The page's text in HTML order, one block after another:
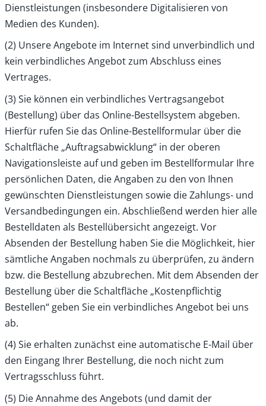
Dienstleistungen (insbesondere Digitalisieren von
Medien des Kunden).
(2) Unsere Angebote im Internet sind unverbindlich und
kein verbindliches Angebot zum Abschluss eines
Vertrages.
(3) Sie können ein verbindliches Vertragsangebot
(Bestellung) über das Online-Bestellsystem abgeben.
Hierfür rufen Sie das Online-Bestellformular über die
Schaltfläche „Auftragsabwicklung“ in der oberen
Navigationsleiste auf und geben im Bestellformular Ihre
persönlichen Daten, die Angaben zu den von Ihnen
gewünschten Dienstleistungen sowie die Zahlungs- und
Versandbedingungen ein. Abschließend werden hier alle
Bestelldaten als Bestellübersicht angezeigt. Vor
Absenden der Bestellung haben Sie die Möglichkeit, hier
sämtliche Angaben nochmals zu überprüfen, zu ändern
bzw. die Bestellung abzubrechen. Mit dem Absenden der
Bestellung über die Schaltfläche „Kostenpflichtig
Bestellen“ geben Sie ein verbindliches Angebot bei uns
ab.
(4) Sie erhalten zunächst eine automatische E-Mail über
den Eingang Ihrer Bestellung, die noch nicht zum
Vertragsschluss führt.
(5) Die Annahme des Angebots (und damit der